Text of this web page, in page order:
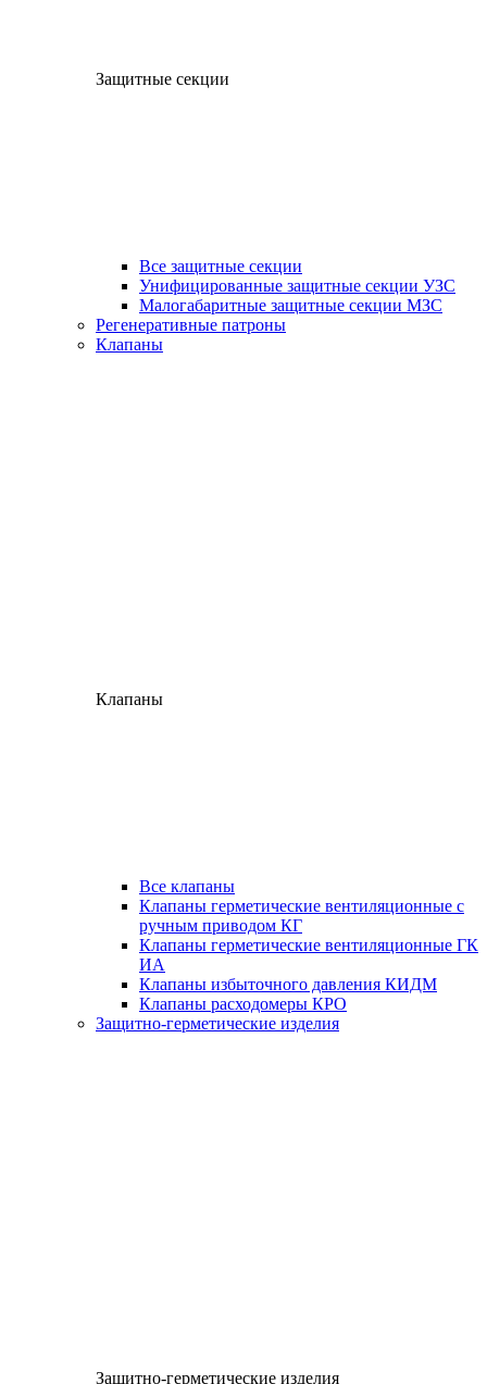
Защитные секции
Все защитные секции
Унифицированные защитные секции УЗС
Малогабаритные защитные секции МЗС
Регенеративные патроны
Клапаны
Клапаны
Все клапаны
Клапаны герметические вентиляционные с
ручным приводом КГ
Клапаны герметические вентиляционные ГК
ИА
Клапаны избыточного давления КИДМ
Клапаны расходомеры КРО
Защитно-герметические изделия
Защитно-герметические изделия